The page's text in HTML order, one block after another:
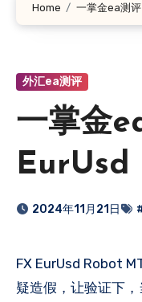
Home 一掌金ea测
外汇ea测评
一掌金
EurUsd
2024年11月21日
FX EurUsd Robot MT4是mql5上一款圣杯ea，客户怀
疑造假，让验证下